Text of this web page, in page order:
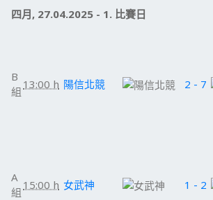
四月, 27.04.2025 - 1. 比賽日
B
組
13:00 h 陽信北競 2 - 7
A
組
15:00 h 女武神 1 - 2